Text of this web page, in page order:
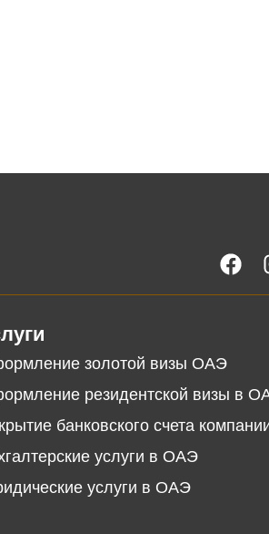
золотой визы ОАЭ
резидентской визы в
банковского счета
услуги в ОАЭ
услуги в ОАЭ